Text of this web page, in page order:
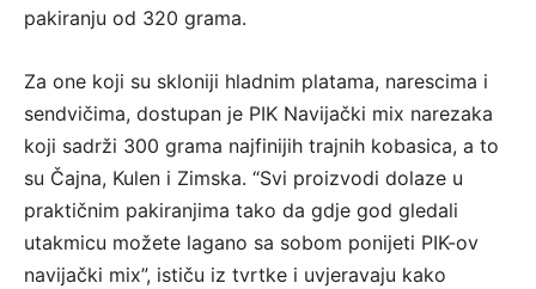
pakiranju od 320 grama.
Za one koji su skloniji hladnim platama, narescima i
sendvičima, dostupan je PIK Navijački mix narezaka
koji sadrži 300 grama najfinijih trajnih kobasica, a to
su Čajna, Kulen i Zimska. “Svi proizvodi dolaze u
praktičnim pakiranjima tako da gdje god gledali
utakmicu možete lagano sa sobom ponijeti PIK-ov
navijački mix”, ističu iz tvrtke i uvjeravaju kako